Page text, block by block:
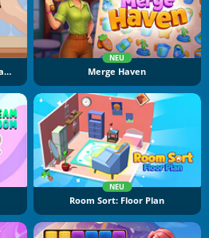
Tiny Baker Rainbow Buttercream Cake
NEU
Merge Haven
NEU
Room Sort: Floor Plan